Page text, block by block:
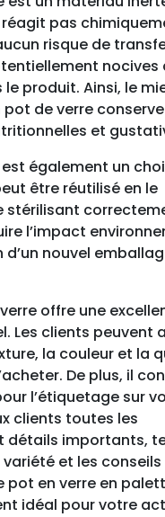
réagit pas
risque de
nocives
produit. Ainsi, le
de verre
et
également un
être réutilisé en le
stérilisant
l’impact
nouvel
offre une
Les clients peuvent
la couleur et la
De plus, il
l’étiquetage sur
clients toutes les
détails importants,
et les conseils
pot en verre en
idéal pour votre